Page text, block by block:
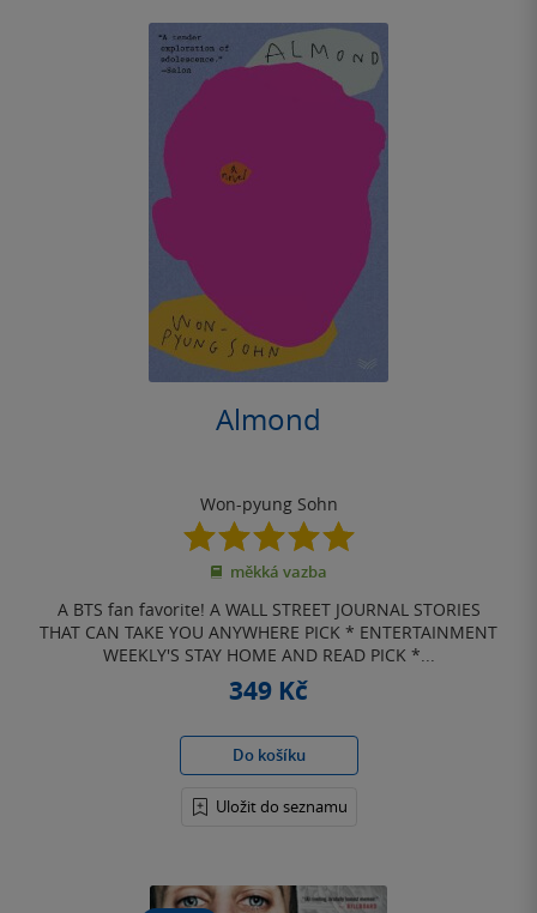
Almond
Won-pyung Sohn
5.0
z
5
měkká vazba
A BTS fan favorite! A WALL STREET JOURNAL STORIES
THAT CAN TAKE YOU ANYWHERE PICK * ENTERTAINMENT
WEEKLY'S STAY HOME AND READ PICK *...
349 Kč
Do košíku
Uložit do seznamu